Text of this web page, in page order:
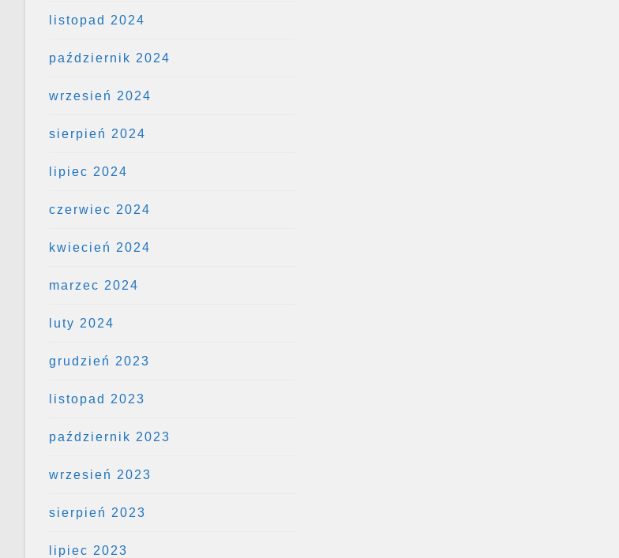
listopad 2024
październik 2024
wrzesień 2024
sierpień 2024
lipiec 2024
czerwiec 2024
kwiecień 2024
marzec 2024
luty 2024
grudzień 2023
listopad 2023
październik 2023
wrzesień 2023
sierpień 2023
lipiec 2023